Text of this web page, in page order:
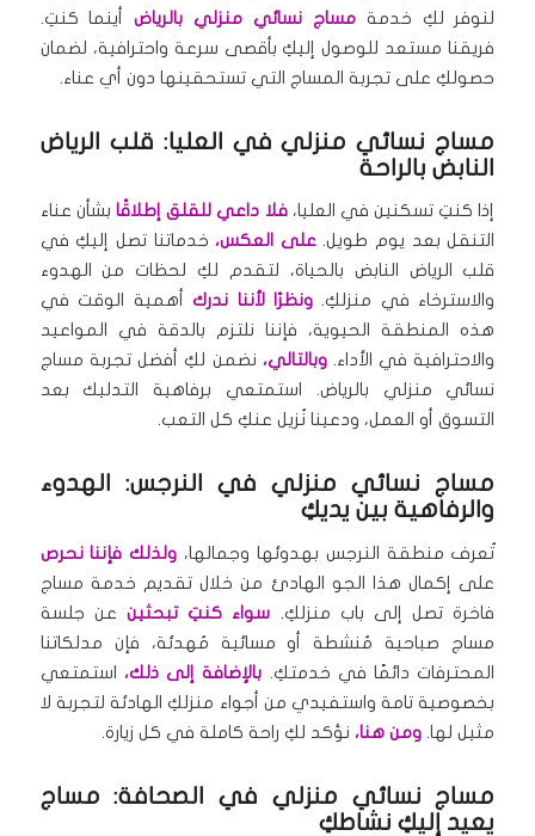
لنوفر لكِ خدمةمساج نسائي منزلي بالرياضأينما كنتِ.
فريقنا مستعد للوصول إليكِ بأقصى سرعة واحترافية، لضمان
حصولكِ على تجربة المساج التي تستحقينها دون أي عناء.
مساج نسائي منزلي في العليا: قلب الرياض
النابض بالراحة
إذا كنتِ تسكنين في العليا،فلا داعي للقلق إطلاقًا بشأن عناء
التنقل بعد يوم طويل.على العكس،خدماتنا تصل إليكِ في
قلب الرياض النابض بالحياة، لتقدم لكِ لحظات من الهدوء
والاسترخاء في منزلكِ. ونظرًا لأننا ندركأهمية الوقت في
هذه المنطقة الحيوية، فإننا نلتزم بالدقة في المواعيد
والاحترافية في الأداء.وبالتالي، نضمن لكِ أفضل تجربة مساج
نسائي منزلي بالرياض. استمتعي برفاهية التدليك بعد
التسوق أو العمل، ودعينا نُزيل عنكِ كل التعب.
مساج نسائي منزلي في النرجس: الهدوء
والرفاهية بين يديكِ
تُعرف منطقة النرجس بهدوئها وجمالها، ولذلك فإننا نحرص
على إكمال هذا الجو الهادئ من خلال تقديم خدمة مساج
فاخرة تصل إلى باب منزلكِ. سواء كنتِ تبحثينعن جلسة
مساج صباحية مُنشطة أو مسائية مُهدئة، فإن مدلكاتنا
المحترفات دائمًا في خدمتكِ. بالإضافة إلى ذلك، استمتعي
بخصوصية تامة واستفيدي من أجواء منزلكِ الهادئة لتجربة لا
مثيل لها. ومن هنا، نؤكد لكِ راحة كاملة في كل زيارة.
مساج نسائي منزلي في الصحافة: مساج
يعيد إليكِ نشاطكِ